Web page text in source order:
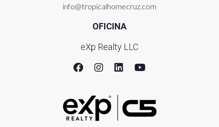
info@tropicalhomecruz.com
OFICINA
eXp Realty LLC